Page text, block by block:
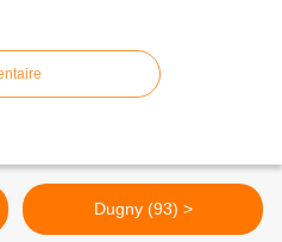
Dugny (93) >